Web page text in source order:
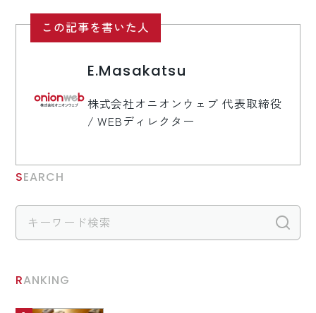
この記事を書いた人
E.Masakatsu
株式会社オニオンウェブ 代表取締役
/ WEBディレクター
SEARCH
RANKING